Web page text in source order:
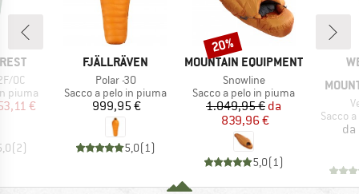
0C
piuma
ridotto
€
(2)
MARCHIO
FJÄLLRÄVEN
Articolo
Polar -30
Gruppo di prodotti
Sacco a pelo in piuma
Prezzo
999,95 €
5,0(1)
MARCHIO
MOUNTAIN EQUIPMENT
Articolo
Snowline
Gruppo di prodotti
Sacco a pelo in piuma
Prezzo
1.049,95 €Prezzo ridotto
da
839,96 €
5,0(1)
Sconto
20%
Sacco
da